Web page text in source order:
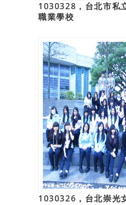
1030328，台北市私
職業學校
1030326，台北崇光